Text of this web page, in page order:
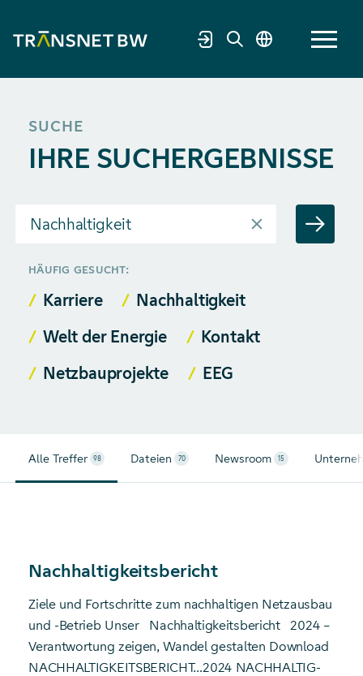
SUCHE
IHRE SUCHERGEBNISSE
HÄUFIG GESUCHT:
Karriere
Nachhaltigkeit
Welt der Energie
Kontakt
Netzbauprojekte
EEG
Alle Treffer 98 Dateien 70 Newsroom 15
Nachhaltigkeitsbericht
Ziele und Fortschritte zum nachhaltigen Netzausbau
und -Betrieb Unser
Nachhaltigkeitsbericht
2024 –
Verantwortung zeigen, Wandel gestalten Download
NACH­HALTIG­KEITS­BERICHT…2024 NACH­HALTIG­